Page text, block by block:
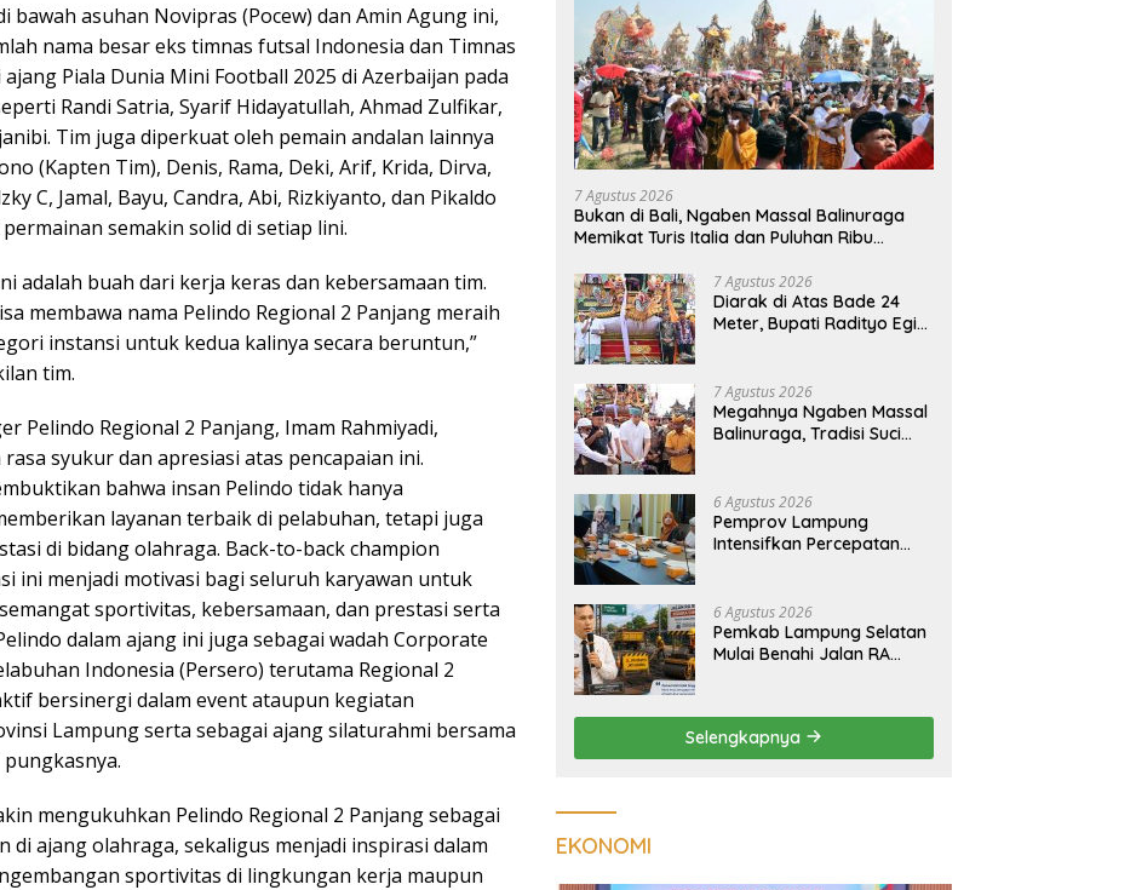
bawah asuhan Novipras (Pocew) dan Amin Agung ini,
nama besar eks timnas futsal Indonesia dan Timnas
Piala Dunia Mini Football 2025 di Azerbaijan pada
Randi Satria, Syarif Hidayatullah, Ahmad Zulfikar,
Tim juga diperkuat oleh pemain andalan lainnya
(Kapten Tim), Denis, Rama, Deki, Arif, Krida, Dirva,
C, Jamal, Bayu, Candra, Abi, Rizkiyanto, dan Pikaldo
semakin solid di setiap lini.
adalah buah dari kerja keras dan kebersamaan tim.
membawa nama Pelindo Regional 2 Panjang meraih
instansi untuk kedua kalinya secara beruntun,”
tim.
Pelindo Regional 2 Panjang, Imam Rahmiyadi,
syukur dan apresiasi atas pencapaian ini.
bahwa insan Pelindo tidak hanya
layanan terbaik di pelabuhan, tetapi juga
di bidang olahraga. Back-to-back champion
ini menjadi motivasi bagi seluruh karyawan untuk
sportivitas, kebersamaan, dan prestasi serta
dalam ajang ini juga sebagai wadah Corporate
Indonesia (Persero) terutama Regional 2
bersinergi dalam event ataupun kegiatan
Lampung serta sebagai ajang silaturahmi bersama
mengukuhkan Pelindo Regional 2 Panjang sebagai
di ajang olahraga, sekaligus menjadi inspirasi dalam
sportivitas di lingkungan kerja maupun
7 Agustus 2026
Bukan di Bali, Ngaben Massal Balinuraga
Memikat Turis Italia dan Puluhan Ribu
7 Agustus 2026
Diarak di Atas Bade 24
Meter, Bupati Radityo Egi
‘Penglipuran’ Kedua pada
2027
7 Agustus 2026
Megahnya Ngaben Massal
Balinuraga, Tradisi Suci
dan Merekatkan Ikatan
Keluarga
6 Agustus 2026
Pemprov Lampung
Intensifkan Percepatan
Tanggamus
6 Agustus 2026
Pemkab Lampung Selatan
Mulai Benahi Jalan RA
Demi Keselamatan
Pengguna Jalan
Selengkapnya
EKONOMI